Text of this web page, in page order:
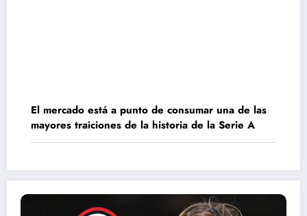
El mercado está a punto de consumar una de las
mayores traiciones de la historia de la Serie A